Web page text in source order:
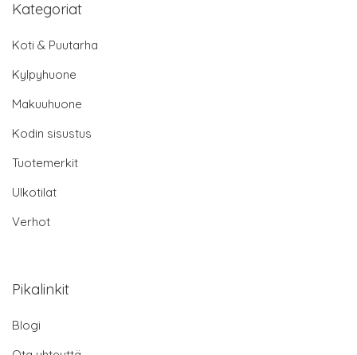
Kategoriat
Koti & Puutarha
Kylpyhuone
Makuuhuone
Kodin sisustus
Tuotemerkit
Ulkotilat
Verhot
Pikalinkit
Blogi